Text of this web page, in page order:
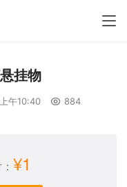
挂物
午10:40 884
¥1